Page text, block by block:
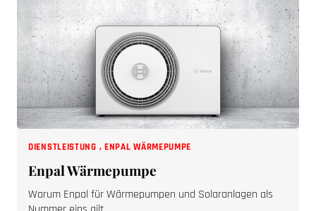
DIENSTLEISTUNG , ENPAL WÄRMEPUMPE
Enpal Wärmepumpe
Warum Enpal für Wärmepumpen und Solaranlagen als